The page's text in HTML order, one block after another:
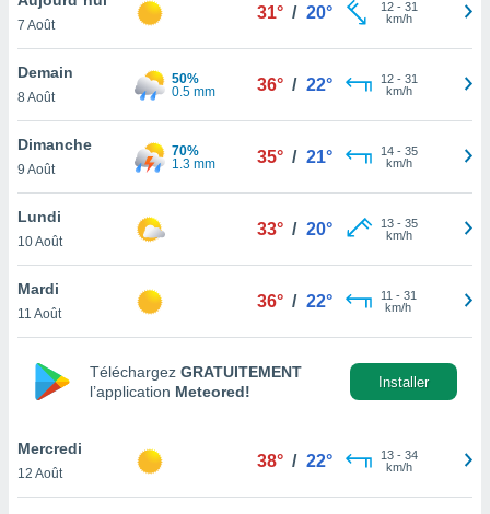
et
»,
au
vous
qu'ils
ou
le
ainsi
un
la
du
7 Août
31° / 20° 12- 31
km/h
Demain
8 Août
50%
0.5 mm
36° / 22° 12- 31
km/h
Dimanche
9 Août
70%
1.3 mm
35° / 21° 14- 35
km/h
Lundi
10 Août
33° / 20° 13- 35
km/h
Mardi
11 Août
36° / 22° 11 - 31
km/h
Téléchargez GRATUITEMENT
l’application Meteored!
Installer
Mercredi
12 Août
38° / 22° 13- 34
km/h